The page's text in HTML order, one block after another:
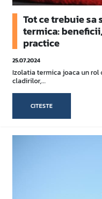
Tot ce trebuie
termica:
practice
25.07.2024
Izolatia termica joaca un
cladirilor,...
CITESTE